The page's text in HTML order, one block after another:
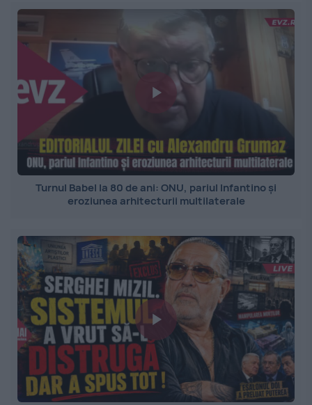
Turnul Babel la 80 de ani: ONU, pariul Infantino și
eroziunea arhitecturii multilaterale